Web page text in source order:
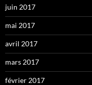
juin 2017
mai 2017
avril 2017
mars 2017
février 2017